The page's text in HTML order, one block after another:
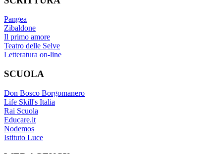
Pangea
Zibaldone
Il primo amore
Teatro delle Selve
Letteratura on-line
SCUOLA
Don Bosco Borgomanero
Life Skill's Italia
Rai Scuola
Educare.it
Nodemos
Istituto Luce